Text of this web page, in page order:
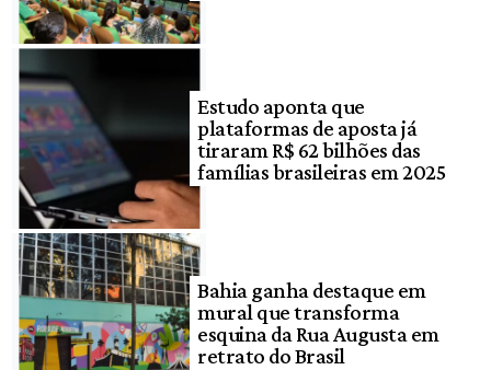
Estudo aponta que
plataformas de aposta já
tiraram R$ 62 bilhões das
famílias brasileiras em 2025
Bahia ganha destaque em
mural que transforma
esquina da Rua Augusta em
retrato do Brasil